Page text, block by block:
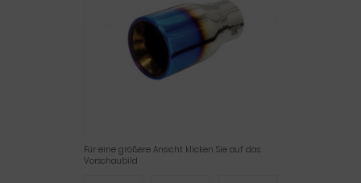
Für eine größere Ansicht klicken Sie auf das
Vorschaubild